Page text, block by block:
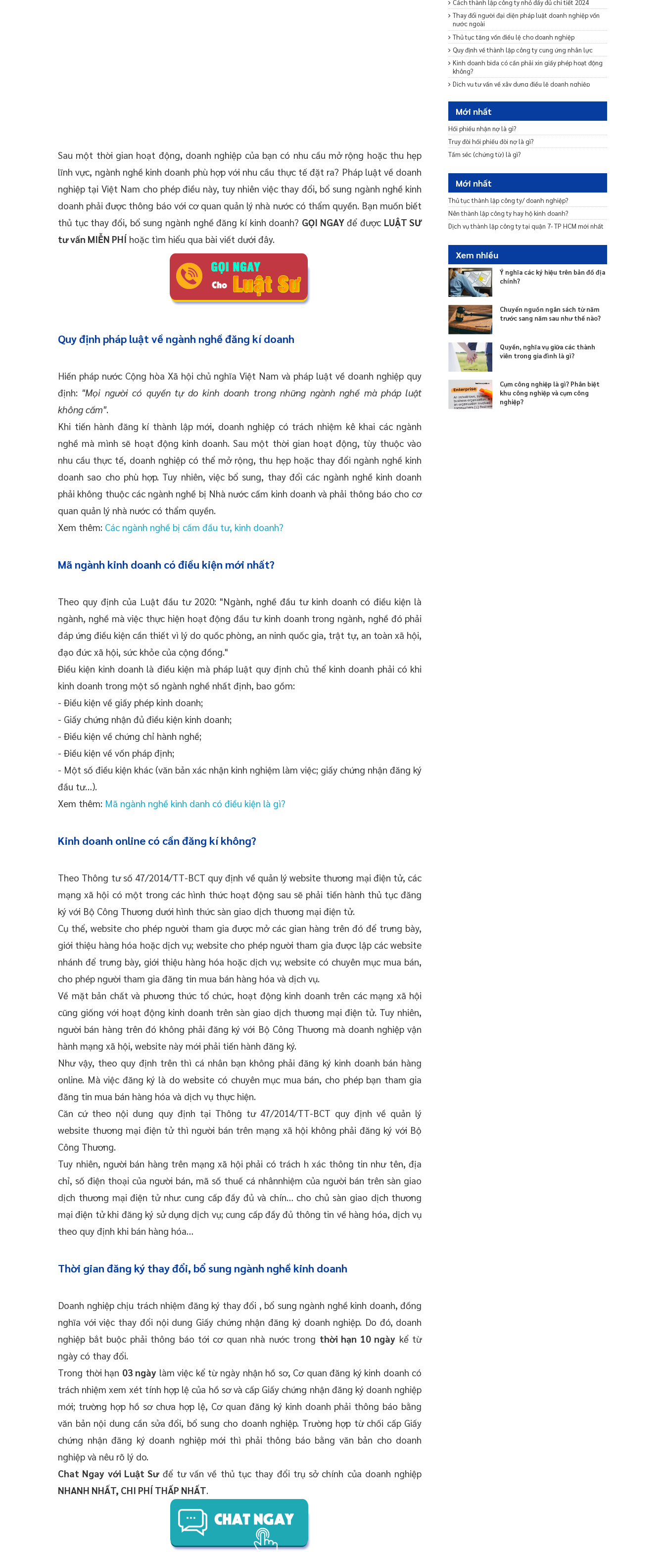
Sau một thời gian hoạt động, doanh nghiệp của bạn có nhu cầu mở rộng hoặc thu hẹp
lĩnh vực, ngành nghề kinh doanh phù hợp với nhu cầu thực tế đặt ra? Pháp luật về doanh
nghiệp tại Việt Nam cho phép điều này, tuy nhiên việc thay đổi, bổ sung ngành nghề kinh
doanh phải được thông báo với cơ quan quản lý nhà nước có thẩm quyền. Bạn muốn biết
thủ tục thay đổi, bổ sung ngành nghề đăng kí kinh doanh? GỌI NGAYđể được LUẬT SƯ
tư vấn MIỄN PHÍ hoặc tìm hiểu qua bài viết dưới đây.
Quy định pháp luật về ngành nghề đăng kí doanh
Hiến pháp nước Cộng hòa Xã hội chủ nghĩa Việt Nam và pháp luật về doanh nghiệp quy
định: "Mọi người có quyền tự do kinh doanh trong những ngành nghề mà pháp luật
không cấm".
Khi tiến hành đăng kí thành lập mới, doanh nghiệp có trách nhiệm kê khai các ngành
nghề mà mình sẽ hoạt động kinh doanh. Sau một thời gian hoạt động, tùy thuộc vào
nhu cầu thực tế, doanh nghiệp có thể mở rộng, thu hẹp hoặc thay đổi ngành nghề kinh
doanh sao cho phù hợp. Tuy nhiên, việc bổ sung, thay đổi các ngành nghề kinh doanh
phải không thuộc các ngành nghề bị Nhà nước cấm kinh doanh và phải thông báo cho cơ
quan quản lý nhà nước có thẩm quyền.
Xem thêm: Các ngành nghề bị cấm đầu tư, kinh doanh?
Mã ngành kinh doanh có điều kiện mới nhất?
Theo quy định của Luật đầu tư 2020: "Ngành, nghề đầu tư kinh doanh có điều kiện là
ngành, nghề mà việc thực hiện hoạt động đầu tư kinh doanh trong ngành, nghề đó phải
đáp ứng điều kiện cần thiết vì lý do quốc phòng, an ninh quốc gia, trật tự, an toàn xã hội,
đạo đức xã hội, sức khỏe của cộng đồng."
Điều kiện kinh doanh là điều kiện mà pháp luật quy định chủ thể kinh doanh phải có khi
kinh doanh trong một số ngành nghề nhất định, bao gồm:
- Điều kiện về giấy phép kinh doanh;
- Giấy chứng nhận đủ điều kiện kinh doanh;
- Điều kiện về chứng chỉ hành nghề;
- Điều kiện về vốn pháp định;
- Một số điều kiện khác (văn bản xác nhận kinh nghiệm làm việc; giấy chứng nhận đăng ký
đầu tư…).
Xem thêm: Mã ngành nghề kinh danh có điều kiện là gì?
Kinh doanh online có cần đăng kí không?
Theo Thông tư số 47/2014/TT-BCT quy định về quản lý website thương mại điện tử, các
mạng xã hội có một trong các hình thức hoạt động sau sẽ phải tiến hành thủ tục đăng
ký với Bộ Công Thương dưới hình thức sàn giao dịch thương mại điện tử.
Cụ thể, website cho phép người tham gia được mở các gian hàng trên đó để trưng bày,
giới thiệu hàng hóa hoặc dịch vụ; website cho phép người tham gia được lập các website
nhánh để trưng bày, giới thiệu hàng hóa hoặc dịch vụ; website có chuyên mục mua bán,
cho phép người tham gia đăng tin mua bán hàng hóa và dịch vụ.
Về mặt bản chất và phương thức tổ chức, hoạt động kinh doanh trên các mạng xã hội
cũng giống với hoạt động kinh doanh trên sàn giao dịch thương mại điện tử. Tuy nhiên,
người bán hàng trên đó không phải đăng ký với Bộ Công Thương mà doanh nghiệp vận
hành mạng xã hội, website này mới phải tiến hành đăng ký.
Như vậy, theo quy định trên thì cá nhân bạn không phải đăng ký kinh doanh bán hàng
online. Mà việc đăng ký là do website có chuyên mục mua bán, cho phép bạn tham gia
đăng tin mua bán hàng hóa và dịch vụ thực hiện.
Căn cứ theo nội dung quy định tại Thông tư 47/2014/TT-BCT quy định về quản lý
website thương mại điện tử thì người bán trên mạng xã hội không phải đăng ký với Bộ
Công Thương.
Tuy nhiên, người bán hàng trên mạng xã hội phải có trách h xác thông tin như tên, địa
chỉ, số điện thoại của người bán, mã số thuế cá nhânnhiệm của người bán trên sàn giao
dịch thương mại điện tử như: cung cấp đầy đủ và chín… cho chủ sàn giao dịch thương
mại điện tử khi đăng ký sử dụng dịch vụ; cung cấp đầy đủ thông tin về hàng hóa, dịch vụ
theo quy định khi bán hàng hóa…
Thời gian đăng ký thay đổi, bổ sung ngành nghề kinh doanh
Doanh nghiệp chịu trách nhiệm đăng ký thay đổi , bổ sung ngành nghề kinh doanh, đồng
nghĩa với việc thay đổi nội dung Giấy chứng nhận đăng ký doanh nghiệp. Do đó, doanh
nghiệp bắt buộc phải thông báo tới cơ quan nhà nước trong thời hạn 10 ngày kể từ
ngày có thay đổi.
Trong thời hạn 03 ngày làm việc kể từ ngày nhận hồ sơ, Cơ quan đăng ký kinh doanh có
trách nhiệm xem xét tính hợp lệ của hồ sơ và cấp Giấy chứng nhận đăng ký doanh nghiệp
mới; trường hợp hồ sơ chưa hợp lệ, Cơ quan đăng ký kinh doanh phải thông báo bằng
văn bản nội dung cần sửa đổi, bổ sung cho doanh nghiệp. Trường hợp từ chối cấp Giấy
chứng nhận đăng ký doanh nghiệp mới thì phải thông báo bằng văn bản cho doanh
nghiệp và nêu rõ lý do.
Chat Ngay với Luật Sưđể tư vấn về thủ tục thay đổi trụ sở chính của doanh nghiệp
NHANH NHẤT, CHI PHÍ THẤP NHẤT.
Cách thành lập công ty nhỏ đầy đủ chi tiết 2024
Thay đổi người đại diện pháp luật doanh nghiệp vốn
nước ngoài
Thủ tục tăng vốn điều lệ cho doanh nghiệp
Quy định về thành lập công ty cung ứng nhân lực
Kinh doanh bida có cần phải xin giấy phép hoạt động
không?
Dịch vụ tư vấn về xây dựng điều lệ doanh nghiệp
Mẫu giấy đề nghị dừng thực hiện thủ tục đăng ký
doanh nghiệp
Quy định về giấy phép kinh doanh cà phê mới nhất
2024
Quy định về chuyển đổi loại hình doanh nghiệp mới
Mẫu cam kết bảo lãnh phát hành trái phiếu ra công
chúng
Dịch vụ tư vấn khởi nghiệp – Startup trọn gói uy tín
Tư vấn miễn nhiệm bãi miễn thành viên Ban quản trị
nhà chung cư
Mới nhất
Hối phiếu nhận nợ là gì?
Truy đòi hối phiếu đòi nợ là gì?
Tấm séc (chứng từ) là gì?
Mới nhất
Thủ tục thành lập công ty/ doanh nghiệp?
Nên thành lập công ty hay hộ kinh doanh?
Dịch vụ thành lập công ty tại quận 7- TP HCM mới nhất
Xem nhiều
Ý nghĩa các ký hiệu trên bản đồ địa
chính?
Chuyển nguồn ngân sách từ năm
trước sang năm sau như thế nào?
Quyền, nghĩa vụ giữa các thành
viên trong gia đình là gì?
Cụm công nghiệp là gì? Phân biệt
khu công nghiệp và cụm công
nghiệp?